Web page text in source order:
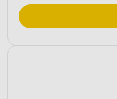
Youreko.